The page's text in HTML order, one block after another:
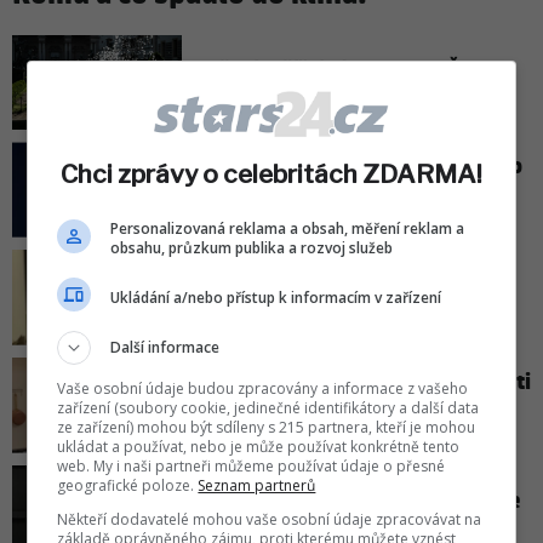
Počasí: Příští týden se do Česka
vrátí vedra
Slavný zpěvák a herec Jared Leto
čelí obviněním z obtěžování
ikonickém poznávacím znamení:
Meghan si to nenechala líbit! Proti
výrokům slavné kuchařky se
rázně ohradila!
Ariana Grande vysvětlila, proč se
rozhodla pozastavit kariéru!
Chci zprávy o celebritách ZDARMA!
Personalizovaná reklama a obsah, měření reklam a
obsahu, průzkum publika a rozvoj služeb
Ukládání a/nebo přístup k informacím v zařízení
Další informace
Vaše osobní údaje budou zpracovány a informace z vašeho
zařízení (soubory cookie, jedinečné identifikátory a další data
ze zařízení) mohou být sdíleny s 215 partnera, kteří je mohou
ukládat a používat, nebo je může používat konkrétně tento
web. My i naši partneři můžeme používat údaje o přesné
geografické poloze. Seznam partnerů
Někteří dodavatelé mohou vaše osobní údaje zpracovávat na
základě oprávněného zájmu, proti kterému můžete vznést